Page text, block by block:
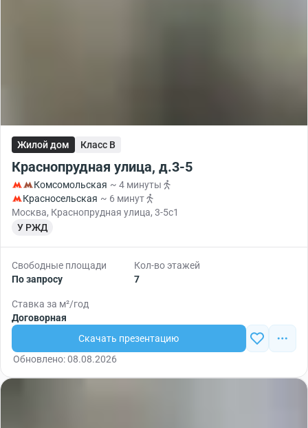
Жилой дом Класс B
Краснопрудная улица, д.3-5
Комсомольская ~ 4 минуты
Красносельская ~ 6 минут
Москва, Краснопрудная улица, 3-5с1
У РЖД
Свободные площади
По запросу
Кол-во этажей
7
Ставка за м²/год
Договорная
Скачать презентацию
Обновлено: 08.08.2026